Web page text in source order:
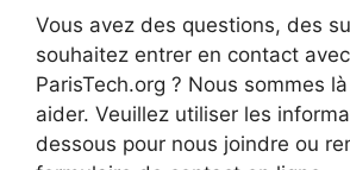
Vous avez des questions, des
souhaitez entrer en contact avec
ParisTech.org ? Nous sommes
aider. Veuillez utiliser les
dessous pour nous joindre ou